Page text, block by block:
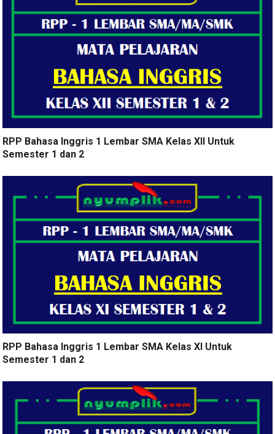
RPP Bahasa Inggris 1 Lembar SMA Kelas XII Untuk
Semester 1 dan 2
RPP Bahasa Inggris 1 Lembar SMA Kelas XI Untuk
Semester 1 dan 2